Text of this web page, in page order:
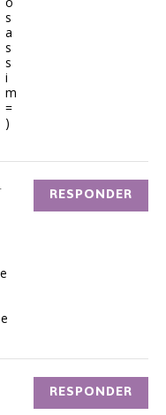
s
a
s
s
i
m
=
)
RESPONDER
RESPONDER